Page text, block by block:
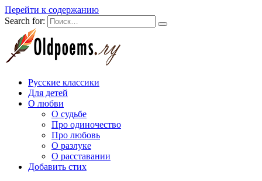
Перейти к содержанию
Search for:
Русские классики
Для детей
О любви
О судьбе
Про одиночество
Про любовь
О разлуке
О расставании
Добавить стих